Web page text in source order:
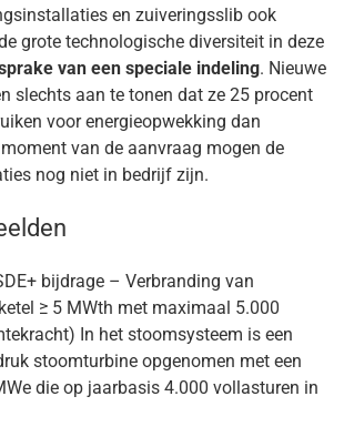
en zuiveringsslib ook
grote technologische diversiteit in deze
van een speciale indeling. Nieuwe
slechts aan te tonen dat ze 25 procent
voor energieopwekking dan
van de aanvraag mogen de
nog niet in bedrijf zijn.
bijdrage – Verbranding van
≥ 5 MWth met maximaal 5.000
In het stoomsysteem is een
stoomturbine opgenomen met een
die op jaarbasis 4.000 vollasturen in